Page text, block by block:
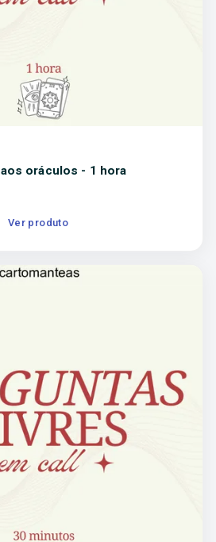
Perguntas em call aos oráculos - 1 hora
Ver produto